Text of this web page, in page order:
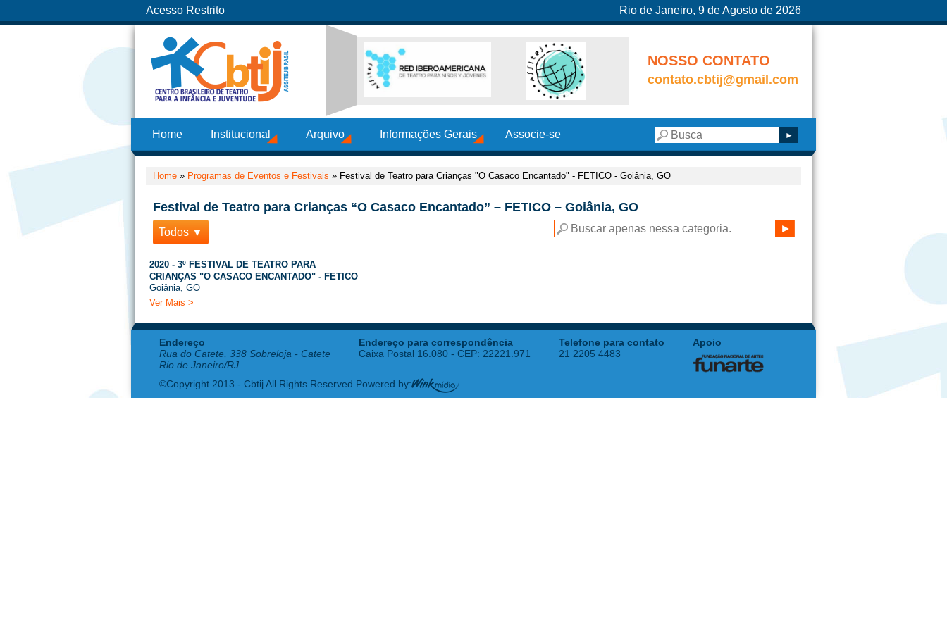
Acesso Restrito Rio de Janeiro, 9 de Agosto de 2026
NOSSO CONTATO
contato.cbtij@gmail.com
Home Institucional Arquivo Informações Gerais Associe-se
Home » Programas de Eventos e Festivais » Festival de Teatro para Crianças "O Casaco Encantado" - FETICO - Goiânia, GO
Festival de Teatro para Crianças “O Casaco Encantado” – FETICO – Goiânia, GO
Todos ▼
2020 - 3º FESTIVAL DE TEATRO PARA
CRIANÇAS "O CASACO ENCANTADO" - FETICO
Goiânia, GO
Ver Mais >
Endereço
Rua do Catete, 338 Sobreloja - Catete
Rio de Janeiro/RJ
Endereço para correspondência
Caixa Postal 16.080 - CEP: 22221.971
Telefone para contato
21 2205 4483
Apoio
©Copyright 2013 - Cbtij All Rights Reserved Powered by: